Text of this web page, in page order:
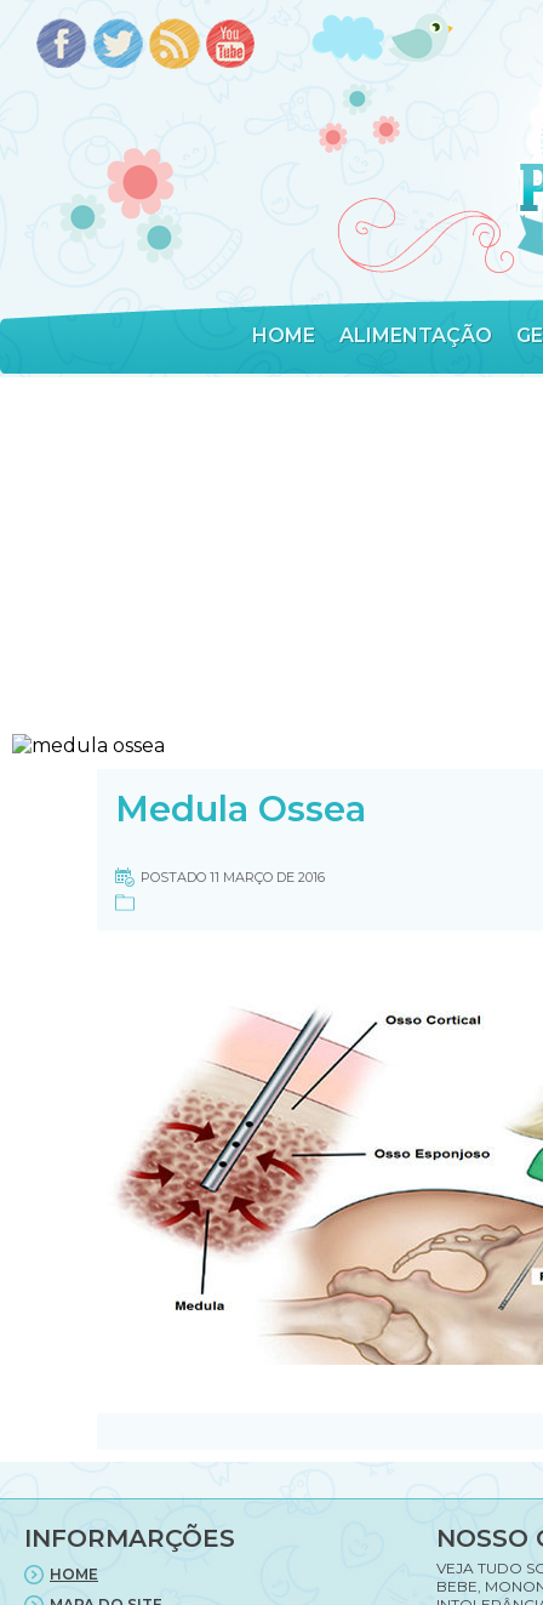
HOME ALIMENTAÇÃO
Medula Ossea
POSTADO 11 MARÇO DE 2016
INFORMARÇÕES
HOME
NOSSO
VEJA TUDO
BEBE,